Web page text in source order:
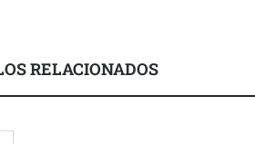
RELACIONADOS